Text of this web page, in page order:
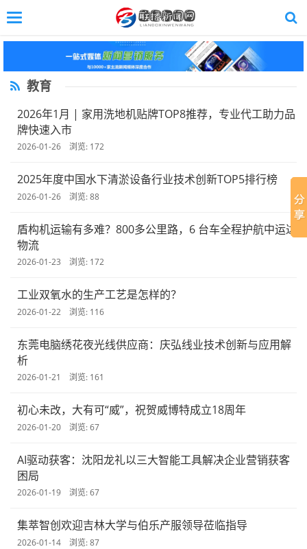
Skip
content
Toggle
教育
2026年1月 | 家用洗地机贴牌TOP8推荐，专业代工助力品
牌快速入市
2026-01-26 浏览: 172
2025年度中国水下清淤设备行业技术创新TOP5排行榜
2026-01-26 浏览: 88
盾构机运输有多难？800多公里路，6 台车全程护航中运达
物流
2026-01-23 浏览: 172
工业双氧水的生产工艺是怎样的？
2026-01-22 浏览: 116
东莞电脑绣花夜光线供应商：庆弘线业技术创新与应用解
析
2026-01-21 浏览: 161
初心未改，大有可“威”，祝贺威博特成立18周年
2026-01-20 浏览: 67
AI驱动获客：沈阳龙礼以三大智能工具解决企业营销获客
困局
2026-01-19 浏览: 67
集萃智创欢迎吉林大学与伯乐产服领导莅临指导
2026-01-14 浏览: 87